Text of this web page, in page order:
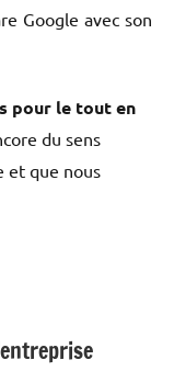
Google avec son
pour le tout en
du sens
et que nous